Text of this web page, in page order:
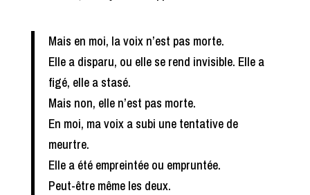
Mais en moi, la voix n’est pas morte.
Elle a disparu, ou elle se rend invisible. Elle a
figé, elle a stasé.
Mais non, elle n’est pas morte.
En moi, ma voix a subi une tentative de
meurtre.
Elle a été empreintée ou empruntée.
Peut-être même les deux.